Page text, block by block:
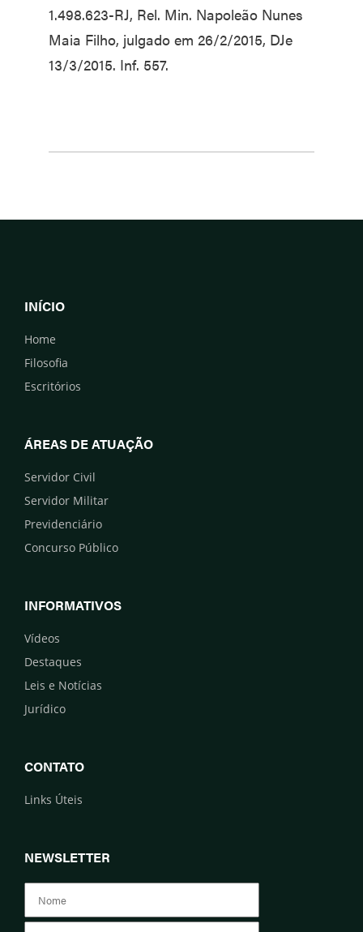
1.498.623-RJ, Rel. Min. Napoleão Nunes
Maia Filho, julgado em 26/2/2015, DJe
13/3/2015. Inf. 557.
INÍCIO
Home
Filosofia
Escritórios
ÁREAS DE ATUAÇÃO
Servidor Civil
Servidor Militar
Previdenciário
Concurso Público
INFORMATIVOS
Vídeos
Destaques
Leis e Notícias
Jurídico
CONTATO
Links Úteis
NEWSLETTER